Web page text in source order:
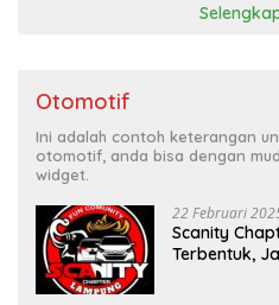
Otomotif
Ini adalah contoh keterangan
otomotif, anda bisa dengan
widget.
22 Februari
Scanity
Terbentuk,